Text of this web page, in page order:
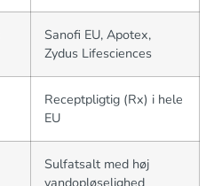
Sanofi EU, Apotex,
Zydus Lifesciences
Receptpligtig (Rx) i hele
EU
Sulfatsalt med høj
vandopløselighed